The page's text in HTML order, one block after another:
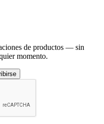
de productos — sin
momento.